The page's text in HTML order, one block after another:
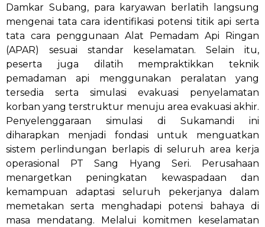
Damkar Subang, para karyawan berlatih langsung
mengenai tata cara identifikasi potensi titik api serta
tata cara penggunaan Alat Pemadam Api Ringan
(APAR) sesuai standar keselamatan. Selain itu,
peserta juga dilatih mempraktikkan teknik
pemadaman api menggunakan peralatan yang
tersedia serta simulasi evakuasi penyelamatan
korban yang terstruktur menuju area evakuasi akhir.
Penyelenggaraan simulasi di Sukamandi ini
diharapkan menjadi fondasi untuk menguatkan
sistem perlindungan berlapis di seluruh area kerja
operasional PT Sang Hyang Seri. Perusahaan
menargetkan peningkatan kewaspadaan dan
kemampuan adaptasi seluruh pekerjanya dalam
memetakan serta menghadapi potensi bahaya di
masa mendatang. Melalui komitmen keselamatan